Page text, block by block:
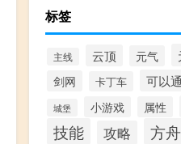
标签
主线 云顶 元气
剑网 卡丁车 可以
城堡 小游戏 属性
技能 攻略 方舟